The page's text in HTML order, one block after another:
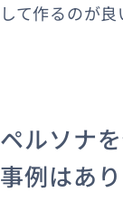
して作るのが良
ペルソナ
事例はあ